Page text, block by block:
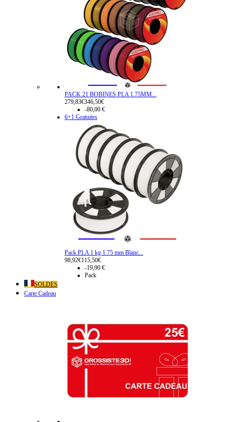
PACK 21 BOBINES PLA 1.75MM...
279,83€346,50€
-80,00 €
6+1 Gratuites
Pack PLA 1 kg 1.75 mm Blanc...
98,92€115,50€
-19,90 €
Pack
SOLDES
Carte Cadeau